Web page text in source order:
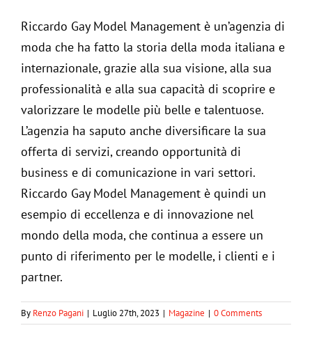
Riccardo Gay Model Management è un’agenzia di
moda che ha fatto la storia della moda italiana e
internazionale, grazie alla sua visione, alla sua
professionalità e alla sua capacità di scoprire e
valorizzare le modelle più belle e talentuose.
L’agenzia ha saputo anche diversificare la sua
offerta di servizi, creando opportunità di
business e di comunicazione in vari settori.
Riccardo Gay Model Management è quindi un
esempio di eccellenza e di innovazione nel
mondo della moda, che continua a essere un
punto di riferimento per le modelle, i clienti e i
partner.
By Renzo Pagani | Luglio 27th, 2023 | Magazine | 0 Comments